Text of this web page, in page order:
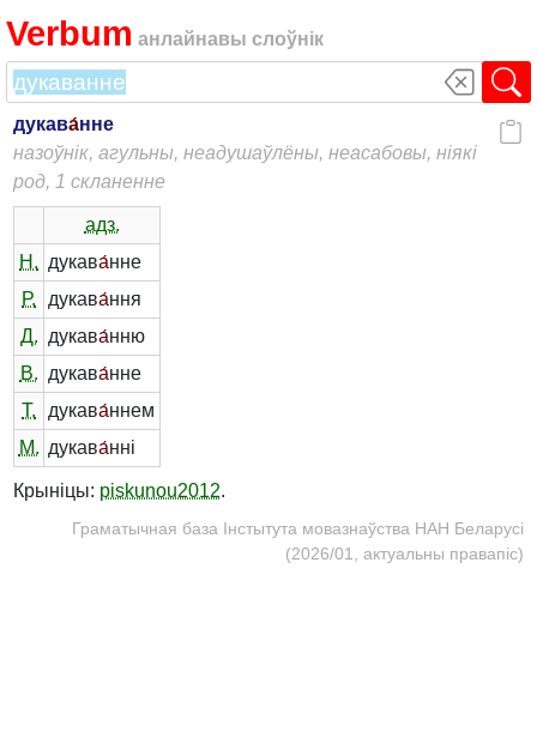
Verbum анлайнавы слоўнік
дукава́нне
назоўнік, агульны, неадушаўлёны, неасабовы, ніякі
род, 1 скланенне
адз.
Н. дукава́нне
Р.
дукава́ння
Д. дукава́нню
В. дукава́нне
Т.
дукава́ннем
М. дукава́нні
Крыніцы: piskunou2012.
Граматычная база Інстытута мовазнаўства НАН Беларусі
(2026/01, актуальны правапіс)